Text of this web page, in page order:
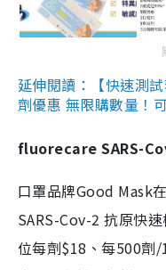
延伸閱讀：【快速測
劑優惠 無限購數量！
fluorecare SARS-
口罩品牌Good Mask
SARS-Cov-2 抗原快
位每劑$18、每500劑/